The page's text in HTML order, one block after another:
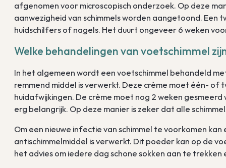
afgenomen voor microscopisch onderzoek. Op deze
aanwezigheid van schimmels worden aangetoond. Een
huidschilfers of nagels. Het duurt ongeveer 6 weken
Welke behandelingen van voetschimmel
In het algemeen wordt een voetschimmel behandeld
remmend middel is verwerkt. Deze crème moet één-
huidafwijkingen. De crème moet nog 2 weken
erg belangrijk. Op deze manier is zeker dat alle
Om een nieuwe infectie van schimmel te voorkomen
antischimmelmiddel is verwerkt. Dit poeder kan op de
het advies om iedere dag schone sokken aan te